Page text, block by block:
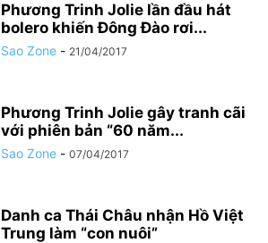
Phương Trinh Jolie lần đầu hát
bolero khiến Đông Đào rơi...
Sao Zone - 21/04/2017
Phương Trinh Jolie gây tranh cãi
với phiên bản “60 năm...
Sao Zone - 07/04/2017
Danh ca Thái Châu nhận Hồ Việt
Trung làm “con nuôi”